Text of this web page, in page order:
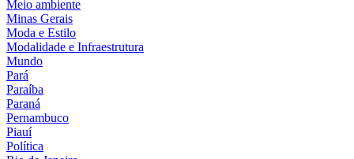
Meio ambiente
Minas Gerais
Moda e Estilo
Modalidade e Infraestrutura
Mundo
Pará
Paraíba
Paraná
Pernambuco
Piauí
Política